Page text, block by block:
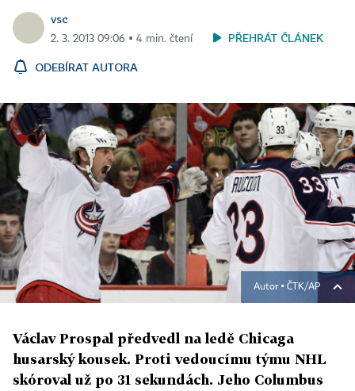
vsc
2. 3. 2013 09:06 ▪ 4 min. čtení PŘEHRÁT ČLÁNEK
ODEBÍRAT AUTORA
Autor ▪ ČTK/AP
Václav Prospal předvedl na ledě Chicaga
husarský kousek. Proti vedoucímu týmu NHL
skóroval už po 31 sekundách. Jeho Columbus